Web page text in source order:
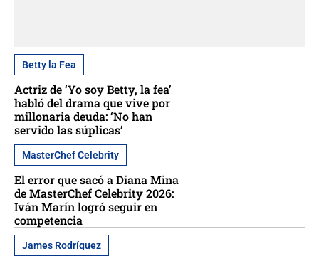
Betty la Fea
Actriz de ‘Yo soy Betty, la fea’
habló del drama que vive por
millonaria deuda: ‘No han
servido las súplicas’
MasterChef Celebrity
El error que sacó a Diana Mina
de MasterChef Celebrity 2026:
Iván Marín logró seguir en
competencia
James Rodríguez